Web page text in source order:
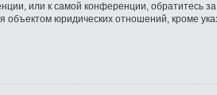
или к самой конференции, обратитесь
юридических отношений, кроме